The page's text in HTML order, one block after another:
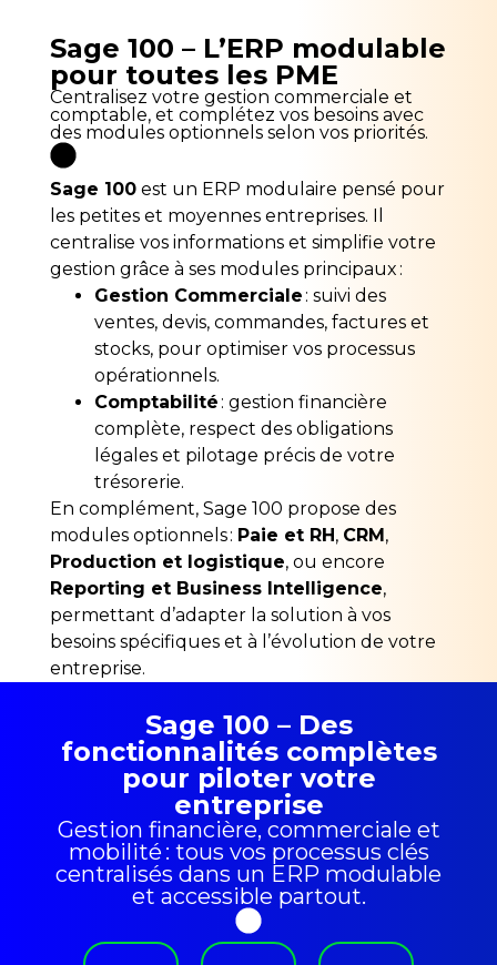
Sage 100 – L’ERP modulable
pour toutes les PME
Centralisez votre gestion commerciale et
comptable, et complétez vos besoins avec
des modules optionnels selon vos priorités.
Sage 100est un ERP modulaire pensé pour
les petites et moyennes entreprises. Il
centralise vos informations et simplifie votre
gestion grâce à ses modules principaux :
Gestion Commerciale : suivi des
ventes, devis, commandes, factures et
stocks, pour optimiser vos processus
opérationnels.
Comptabilité : gestion financière
complète, respect des obligations
légales et pilotage précis de votre
trésorerie.
En complément, Sage 100 propose des
modules optionnels : Paie et RH, CRM,
Production et logistique, ou encore
Reporting et Business Intelligence,
permettant d’adapter la solution à vos
besoins spécifiques et à l’évolution de votre
entreprise.
Sage 100 – Des
fonctionnalités complètes
pour piloter votre
entreprise
Gestion financière, commerciale et
mobilité : tous vos processus clés
centralisés dans un ERP modulable
et accessible partout.